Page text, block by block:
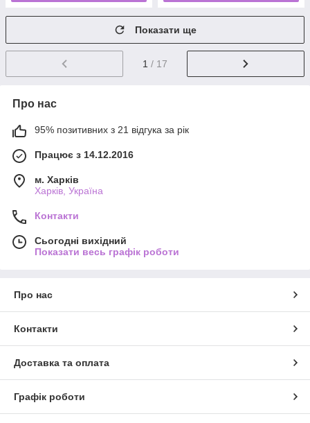
Показати ще
1 / 17
Про нас
95% позитивних з 21 відгука за рік
Працює з 14.12.2016
м. Харків
Харків, Україна
Контакти
Сьогодні вихідний
Показати весь графік роботи
Про нас
Контакти
Доставка та оплата
Графік роботи